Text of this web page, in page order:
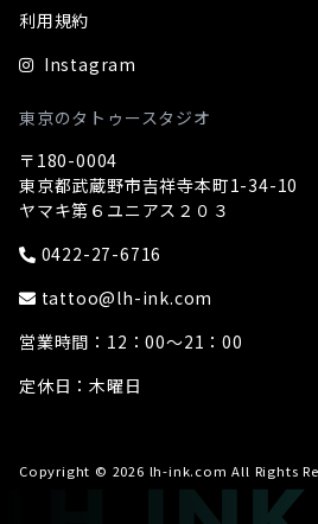
利用規約
Instagram
東京のタトゥースタジオ
〒180-0004
東京都武蔵野市吉祥寺本町1-34-10
ヤマキ第６ユニアス２０３
0422-27-6716
tattoo@lh-ink.com
営業時間：12：00～21：00
定休日：木曜日
Copyright © 2026 lh-ink.com All Rights